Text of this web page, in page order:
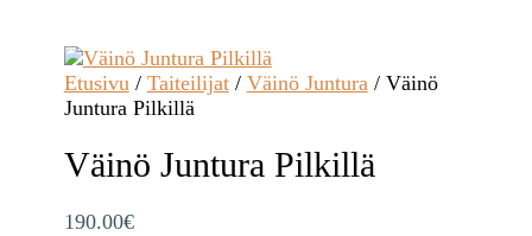
Etusivu/ Taiteilijat/ Väinö Juntura/ Väinö
Juntura Pilkillä
Väinö Juntura Pilkillä
190.00€